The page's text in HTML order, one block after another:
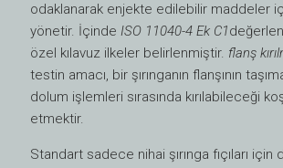
odaklanarak enjekte edilebilir maddeler
yönetir. İçindeISO 11040-4 Ek C1
özel kılavuz ilkeler belirlenmiştir. flanş
testin amacı, bir şırınganın flanşının
dolum işlemleri sırasında kırılabileceği
etmektir.
Standart sadece nihai şırınga fıçıları için